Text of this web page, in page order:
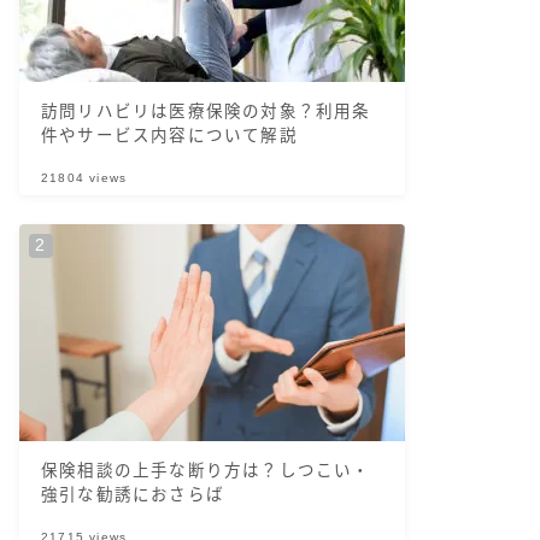
訪問リハビリは医療保険の対象？利用条
件やサービス内容について解説
21804 views
保険相談の上手な断り方は？しつこい・
強引な勧誘におさらば
21715 views